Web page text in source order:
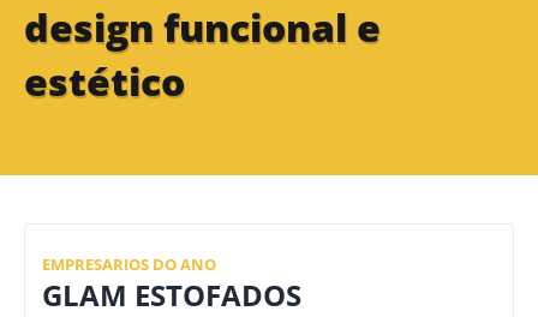
design funcional e
estético
EMPRESARIOS DO ANO
GLAM ESTOFADOS